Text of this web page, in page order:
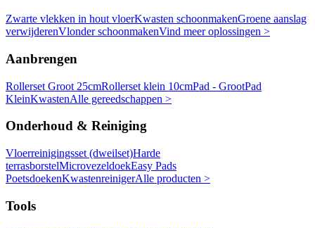
Zwarte vlekken in hout vloerKwasten schoonmakenGroene aanslag
verwijderenVlonder schoonmakenVind meer oplossingen >
Aanbrengen
Rollerset Groot 25cmRollerset klein 10cmPad - GrootPad
KleinKwastenAlle gereedschappen >
Onderhoud & Reiniging
Vloerreinigingsset (dweilset)Harde
terrasborstelMicrovezeldoekEasy Pads
PoetsdoekenKwastenreinigerAlle producten >
Tools